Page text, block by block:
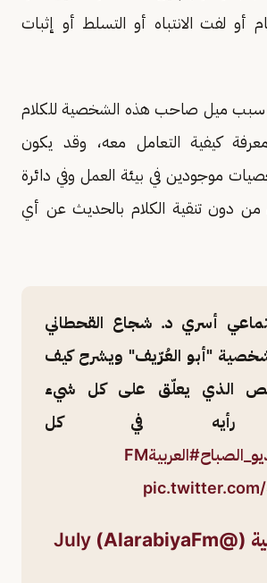
أو لفت الانتباه أو التسلط أو إثبات
سبب ميل صاحب هذه الشخصية للكلام
كيفية التعامل معه، وقد يكون
موجودين في بيئة العمل وفي دائرة
من دون تنقية الكلام بالحديث عن أي
أسري د. شجاع القحطاني
"أبو العُرّيف" ويشرح كيف
الذي يعلّق على كل شيء
رأيه في كل
#العربيةFM
July